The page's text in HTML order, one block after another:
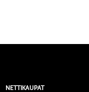
NETTIKAUPAT